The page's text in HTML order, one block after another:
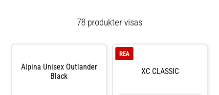
78 produkter visas
Alpina Unisex Outlander
Black
XC CLASSIC
REA